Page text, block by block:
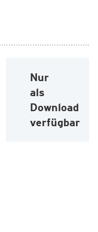
Nur
als
Download
verfügbar